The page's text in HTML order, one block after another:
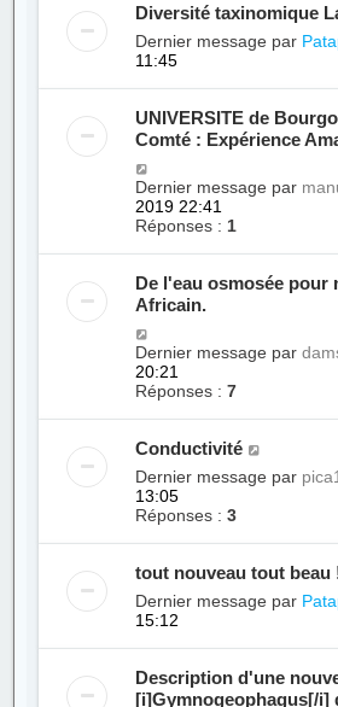
Diversité taxinomique
Dernier message par
11:45
UNIVERSITE de
Comté : Expérience
Dernier message par
2019 22:41
Réponses : 1
De l'eau osmosée pour
Africain.
Dernier message par
20:21
Réponses :7
Conductivité
Dernier message par
13:05
Réponses :3
tout nouveau tout beau
Dernier message par
15:12
Description d'une
[i]Gymnogeophagus[/i]